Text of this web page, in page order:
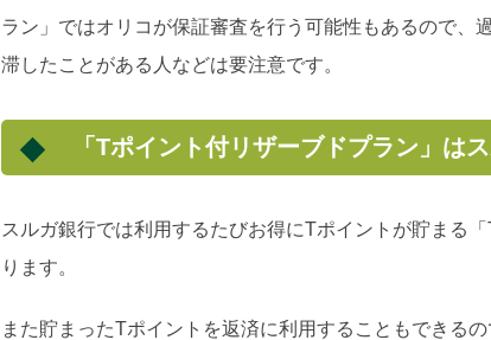
ラン」ではオリコが保証審査を行う可能性もあるので、
滞したことがある人などは要注意です。
「Tポイント付リザーブドプラン」は
スルガ銀行では利用するたびお得にTポイントが貯まる
ります。
また貯まったTポイントを返済に利用することもできる